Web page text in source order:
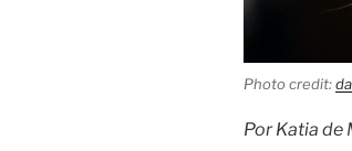
Photo credit:
Por Katia de